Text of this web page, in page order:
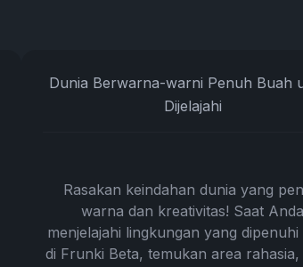
Dunia Berwarna-warni Penuh Buah
Dijelajahi
Rasakan keindahan dunia yang
warna dan kreativitas! Saat Anda
menjelajahi lingkungan yang dipenuhi
di Frunki Beta, temukan area